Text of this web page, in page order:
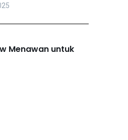
Menawan untuk